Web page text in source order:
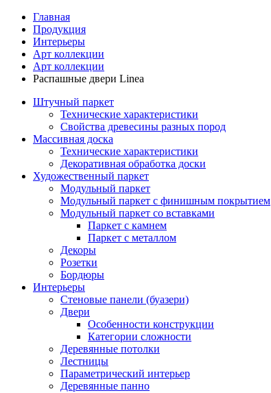
Главная
Продукция
Интерьеры
Арт коллекции
Арт коллекции
Распашные двери Linea
Штучный паркет
Технические характеристики
Свойства древесины разных пород
Массивная доска
Технические характеристики
Декоративная обработка доски
Художественный паркет
Модульный паркет
Модульный паркет с финишным покрытием
Модульный паркет со вставками
Паркет с камнем
Паркет с металлом
Декоры
Розетки
Бордюры
Интерьеры
Стеновые панели (буазери)
Двери
Особенности конструкции
Категории сложности
Деревянные потолки
Лестницы
Параметрический интерьер
Деревянные панно